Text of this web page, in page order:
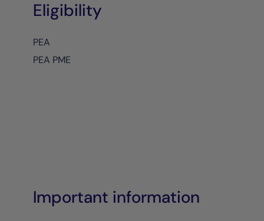
Eligibility
PEA
PEA PME
Important information